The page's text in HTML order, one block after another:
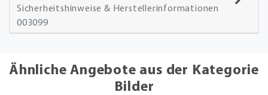
Sicherheitshinweise & Herstellerinformationen
003099
Ähnliche Angebote aus der Kategorie
Bilder